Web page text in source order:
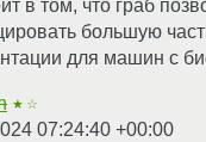
в том, что граб
большую
для машин с
★☆
07:24:40 +00:00